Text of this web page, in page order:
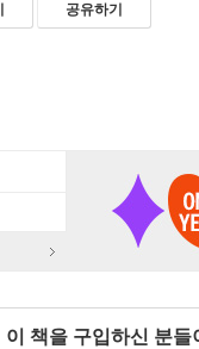
공유하기
이 책을 구입하신 분